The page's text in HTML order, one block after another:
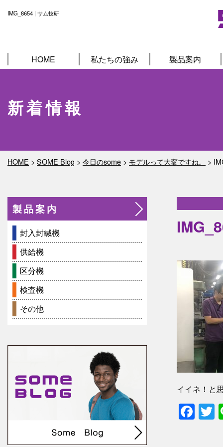
IMG_8654 | サム技研
HOME 私たちの強み 製品案内
新着情報
HOME > SOME Blog > 今日のsome > モデルって大変ですね。 >
イイネ！と
製品案内
封入封緘機
供給機
区分機
検査機
その他